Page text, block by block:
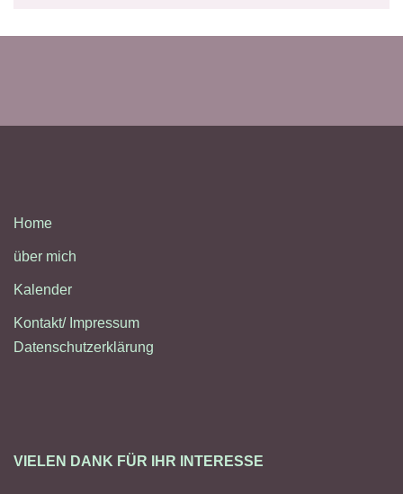
Home
über mich
Kalender
Kontakt/ Impressum
Datenschutzerklärung
VIELEN DANK FÜR IHR INTERESSE